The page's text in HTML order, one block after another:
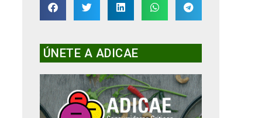
ÚNETE A ADICAE